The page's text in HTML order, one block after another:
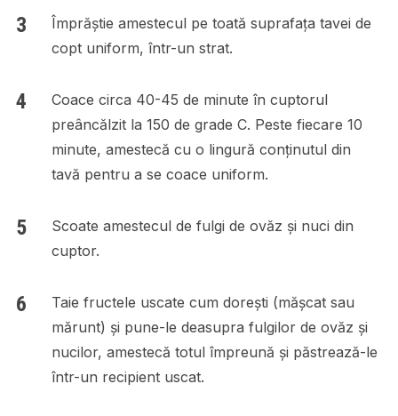
Împrăștie amestecul pe toată suprafața tavei de
copt uniform, într-un strat.
Coace circa 40-45 de minute în cuptorul
preâncălzit la 150 de grade C. Peste fiecare 10
minute, amestecă cu o lingură conținutul din
tavă pentru a se coace uniform.
Scoate amestecul de fulgi de ovăz și nuci din
cuptor.
Taie fructele uscate cum dorești (mășcat sau
mărunt) și pune-le deasupra fulgilor de ovăz și
nucilor, amestecă totul împreună și păstrează-le
într-un recipient uscat.